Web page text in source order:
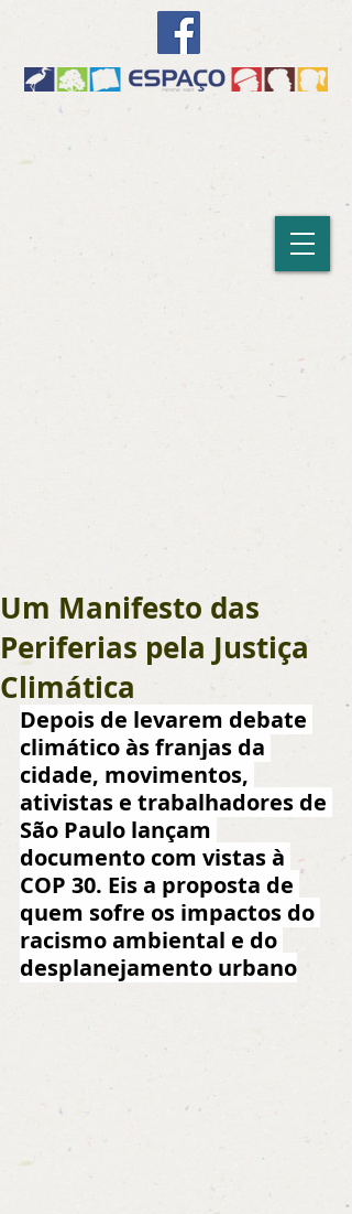
Um Manifesto das
Periferias pela Justiça
Climática
Depois de levarem debate
climático às franjas da
cidade, movimentos,
ativistas e trabalhadores de
São Paulo lançam
documento com vistas à
COP 30. Eis a proposta de
quem sofre os impactos do
racismo ambiental e do
desplanejamento urbano